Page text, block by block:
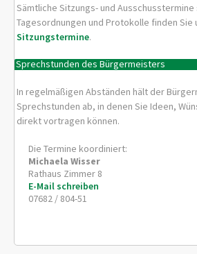
Sämtliche Sitzungs- und Ausschusstermine
Tagesordnungen und Protokolle finden Sie
Sitzungstermine.
Sprechstunden des Bürgermeisters
In regelmäßigen Abständen hält der
Sprechstunden ab, in denen Sie Ideen,
direkt vortragen können.
Die Termine koordiniert:
Michaela Wisser
Rathaus Zimmer 8
E-Mail schreiben
07682 / 804-51